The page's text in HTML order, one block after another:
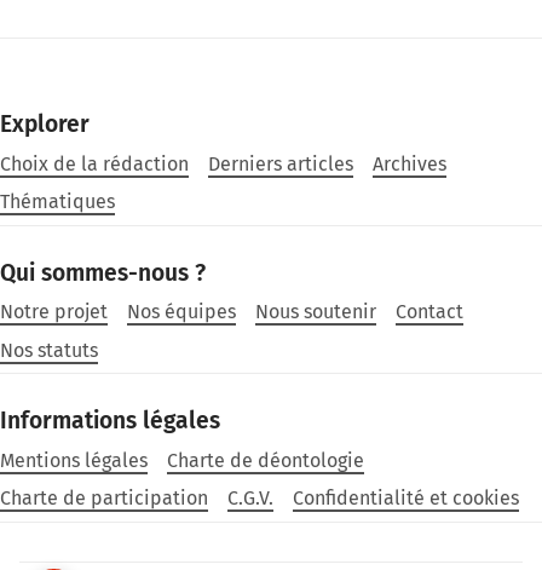
Explorer
Choix de la rédaction Derniers articles
Archives
Thématiques
Qui sommes-nous ?
Notre projet Nos équipes Nous soutenir
Contact
Nos statuts
Informations légales
Mentions légales
Charte de déontologie
Charte de participation
C.G.V. Confidentialité et cookies